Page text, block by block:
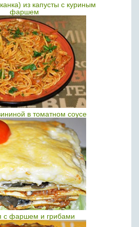
из капусты с куриным
фаршем
в томатном соусе
с фаршем и грибами